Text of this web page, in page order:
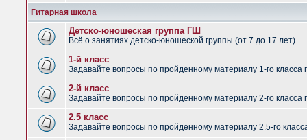
Гитарная школа
Детско-юношеская группа ГШ
Всё о занятиях детско-юношеской группы (от 7 до 17 лет)
1-й класс
Задавайте вопросы по пройденному материалу 1-го класса
2-й класс
Задавайте вопросы по пройденному материалу 2-го класса
2.5 класс
Задавайте вопросы по пройденному материалу 2.5-го